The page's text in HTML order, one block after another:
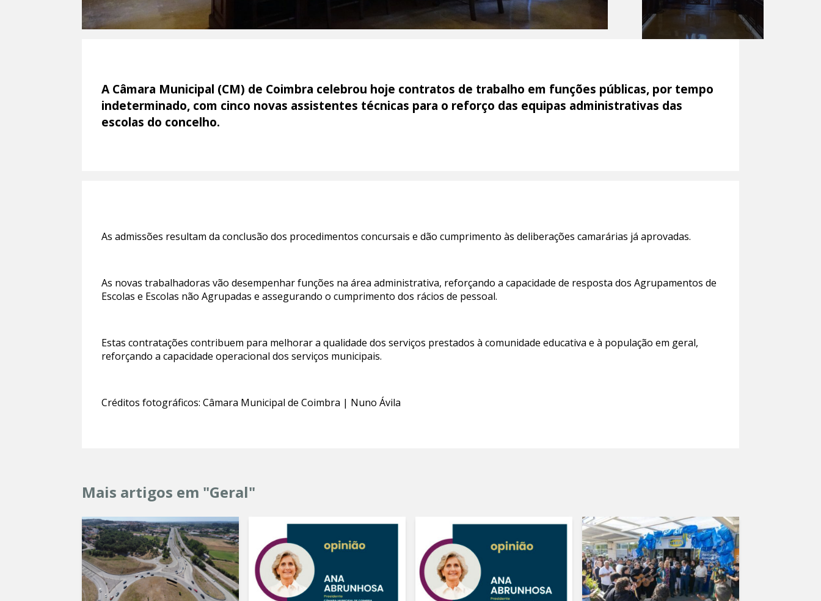
A Câmara Municipal (CM) de Coimbra celebrou hoje contratos de trabalho em funções públicas, por tempo
indeterminado, com cinco novas assistentes técnicas para o reforço das equipas administrativas das
escolas do concelho.
As admissões resultam da conclusão dos procedimentos concursais e dão cumprimento às deliberações camarárias já aprovadas.
As novas trabalhadoras vão desempenhar funções na área administrativa, reforçando a capacidade de resposta dos Agrupamentos de
Escolas e Escolas não Agrupadas e assegurando o cumprimento dos rácios de pessoal.
Estas contratações contribuem para melhorar a qualidade dos serviços prestados à comunidade educativa e à população em geral,
reforçando a capacidade operacional dos serviços municipais.
Créditos fotográficos: Câmara Municipal de Coimbra | Nuno Ávila
Mais artigos em "Geral"